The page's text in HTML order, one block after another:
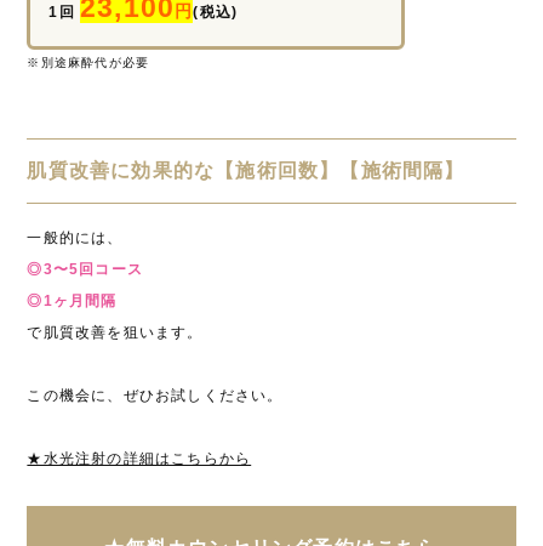
1回 23,100 円(税込)
※別途麻酔代が必要
肌質改善に効果的な【施術回数】【施術間隔】
一般的には、
◎3〜5回コース
◎1ヶ月間隔
で肌質改善を狙います。
この機会に、ぜひお試しください。
★水光注射の詳細はこちらから